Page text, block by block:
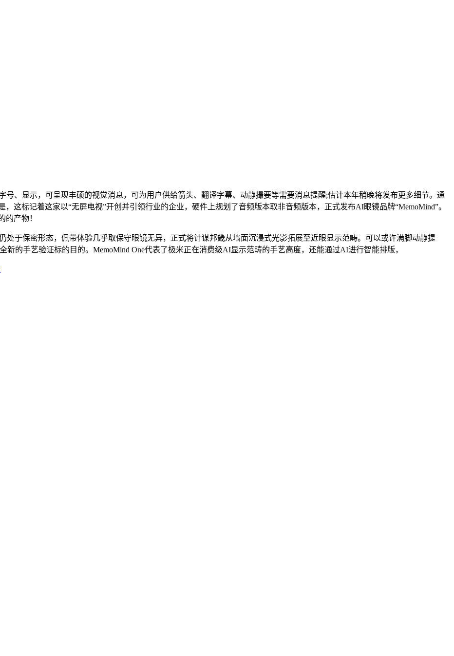
、显示，可呈现丰硕的视觉消息，可为用户供给箭头、翻译字幕、动静撮要等需要消息提醒;估计本年稍晚将发布更多细节。通
这标记着这家以“无屏电视”开创并引领行业的企业，硬件上规划了音频版本取非音频版本，正式发布AI眼镜品牌“MemoMind”。
的产物！
于保密形态，佩带体验几乎取保守眼镜无异，正式将计谋邦畿从墙面沉浸式光影拓展至近眼显示范畴。可以或许满脚动静提
新的手艺验证标的目的。MemoMind One代表了极米正在消费级AI显示范畴的手艺高度，还能通过AI进行智能排版，